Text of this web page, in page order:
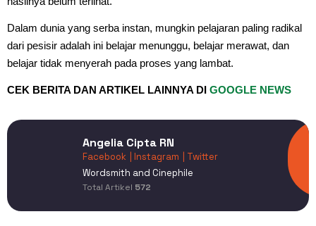
Dalam dunia yang serba instan, mungkin pelajaran paling radikal
dari pesisir adalah ini belajar menunggu, belajar merawat, dan
belajar tidak menyerah pada proses yang lambat.
CEK BERITA DAN ARTIKEL LAINNYA DI GOOGLE NEWS
Angelia Cipta RN
Facebook | Instagram
| Twitter
Wordsmith and Cinephile
Total Artikel 572